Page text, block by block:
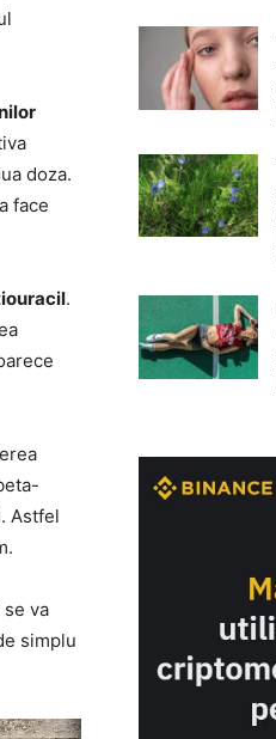
doza.
face
.
Astfel
va
simplu